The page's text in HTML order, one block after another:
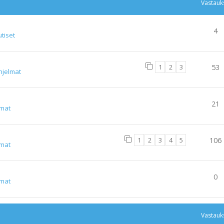
4
1 2 3 53
21
1 2 3 4 5 106
0